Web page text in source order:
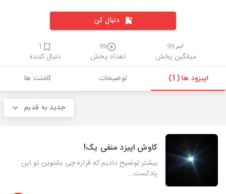
دنبال کن
99
میانگین پخش
99
تعداد پخش
1
دنبال کننده
اپیزود ها (1)
توضیحات کامنت ها
جدید به قدیم
کاوش اپیزد منفی یک!
بیشتر توضیح دادیم که قراره چی بشنوین تو این
پادکست...